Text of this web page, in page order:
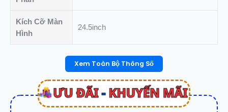
Kích Cỡ Màn
Hình
24.5inch
Xem Toàn Bộ Thông Số